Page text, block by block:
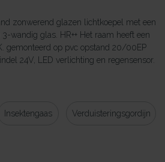
zonwerend glazen lichtkoepel met een
wandig glas. HR++ Het raam heeft een
gemonteerd op pvc opstand 20/00EP
24V, LED verlichting en regensensor.
Insektengaas Verduisteringsgordijn